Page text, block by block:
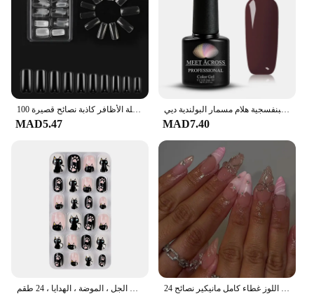
100 قطعة/صندوق الطبيعية شفافة سلس الأظافر وهمية التغطية الكاملة الأظافر كاذبة نصائح قصيرة T على شكل غطاء كامل نصائح للأظافر
MAD5.47
الأرجواني هلام مسمار البولندية الخريف والشتاء شبه دائم ورنيش نقع الأشعة فوق البنفسجية هلام مسمار البولندية ديي
MAD7.40
أطراف أظافر اصطناعية للفتيات ، أظافر إصبع مزيفة ، غطاء كامل ، اضغط ، فن الجل ، الموضة ، الهدايا ، 24 طقم 24 قطعة الصحافة الفرنسية الوردي على الأظافر وهمية مع الغراء ثلاثية الأبعاد القوس الماس الأظافر كاذبة يمكن ارتداؤها لطيف الحلو اللوز غطاء كامل مانيكير نصائح